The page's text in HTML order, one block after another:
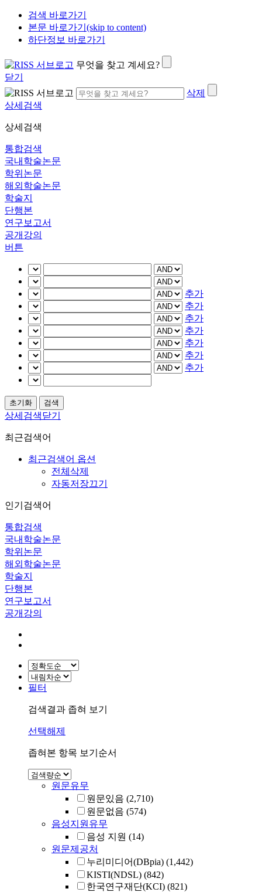
검색 바로가기
본문 바로가기(skip to content)
하단정보 바로가기
무엇을 찾고 계세요?
닫기
삭제
상세검색
상세검색
통합검색
국내학술논문
학위논문
해외학술논문
학술지
단행본
연구보고서
공개강의
버튼
추가
추가
추가
추가
추가
추가
추가
상세검색닫기
최근검색어
최근검색어 옵션
전체삭제
자동저장끄기
인기검색어
통합검색
국내학술논문
학위논문
해외학술논문
학술지
단행본
연구보고서
공개강의
필터
검색결과 좁혀 보기
선택해제
좁혀본 항목 보기순서
원문유무
원문있음 (2,710)
원문없음 (574)
음성지원유무
음성 지원 (14)
원문제공처
누리미디어(DBpia) (1,442)
KISTI(NDSL) (842)
한국연구재단(KCI) (821)